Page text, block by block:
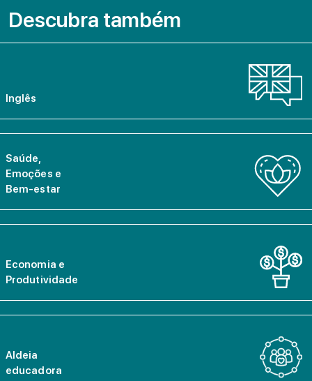
Descubra também
Inglês
Saúde,
Emoções e
Bem-estar
Economia e
Produtividade
Aldeia
educadora